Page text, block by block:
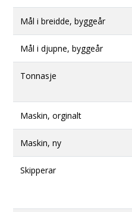
Mål i breidde, byggeår
Mål i djupne, byggeår
Tonnasje
Maskin, orginalt
Maskin, ny
Skipperar